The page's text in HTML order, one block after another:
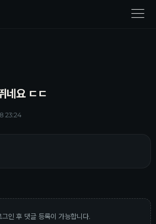
menu
네요 ㄷㄷ
23:24
그인 후 댓글 등록이 가능합니다.